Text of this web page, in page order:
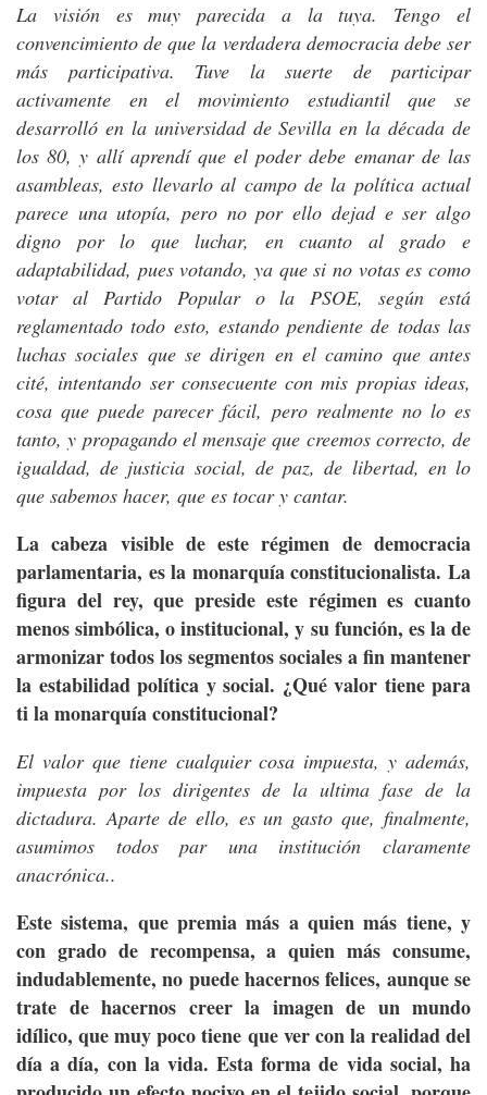
La visión es muy parecida a la tuya. Tengo el
convencimiento de que la verdadera democracia debe ser
más participativa. Tuve la suerte de participar
activamente en el movimiento estudiantil que se
desarrolló en la universidad de Sevilla en la década de
los 80, y allí aprendí que el poder debe emanar de las
asambleas, esto llevarlo al campo de la política actual
parece una utopía, pero no por ello dejad e ser algo
digno por lo que luchar, en cuanto al grado e
adaptabilidad, pues votando, ya que si no votas es como
votar al Partido Popular o la PSOE, según está
reglamentado todo esto, estando pendiente de todas las
luchas sociales que se dirigen en el camino que antes
cité, intentando ser consecuente con mis propias ideas,
cosa que puede parecer fácil, pero realmente no lo es
tanto, y propagando el mensaje que creemos correcto, de
igualdad, de justicia social, de paz, de libertad, en lo
que sabemos hacer, que es tocar y cantar.
La cabeza visible de este régimen de democracia
parlamentaria, es la monarquía constitucionalista. La
figura del rey, que preside este régimen es cuanto
menos simbólica, o institucional, y su función, es la de
armonizar todos los segmentos sociales a fin mantener
la estabilidad política y social. ¿Qué valor tiene para
ti la monarquía constitucional?
El valor que tiene cualquier cosa impuesta, y además,
impuesta por los dirigentes de la ultima fase de la
dictadura. Aparte de ello, es un gasto que, finalmente,
asumimos todos par una institución claramente
anacrónica..
Este sistema, que premia más a quien más tiene, y
con grado de recompensa, a quien más consume,
indudablemente, no puede hacernos felices, aunque se
trate de hacernos creer la imagen de un mundo
idílico, que muy poco tiene que ver con la realidad del
día a día, con la vida. Esta forma de vida social, ha